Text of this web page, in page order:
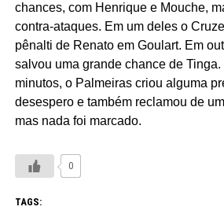
chances, com Henrique e Mouche,
contra-ataques. Em um deles o
pênalti de Renato em Goulart. Em
salvou uma grande chance de
minutos, o Palmeiras criou alguma
desespero e também reclamou de
mas nada foi marcado.
0
TAGS: